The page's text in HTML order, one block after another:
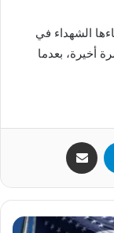
الشهداء في
أخيرة، بعدما
تيلقرام